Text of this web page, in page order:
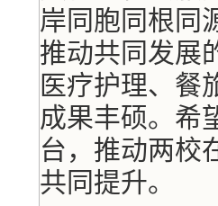
岸同胞同根同
推动共同发展
医疗护理、餐
成果丰硕。希
台，推动两校
共同提升。